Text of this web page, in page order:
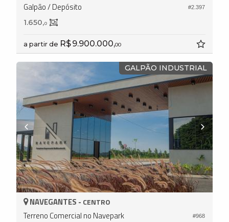
#2.397
Galpão / Depósito
1.650,0
a partir de R$ 9.900.000,00
GALPÃO INDUSTRIAL
#968
NAVEGANTES - CENTRO
Terreno Comercial no Navepark